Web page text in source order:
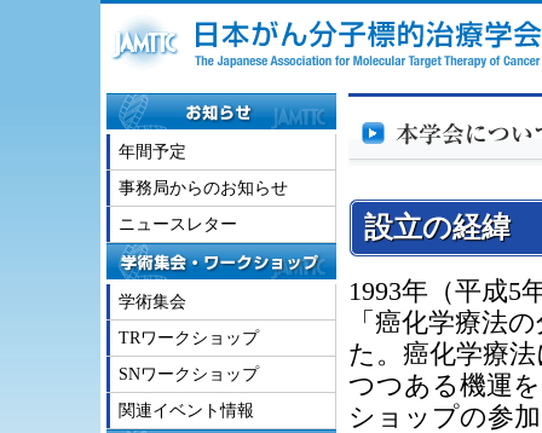
設立の経緯
1993年（平成5
「癌化学療法
た。癌化学療
つつある機運
ショップの参
年間予定
事務局からのお知らせ
ニュースレター
学術集会
TRワークショップ
SNワークショップ
関連イベント情報